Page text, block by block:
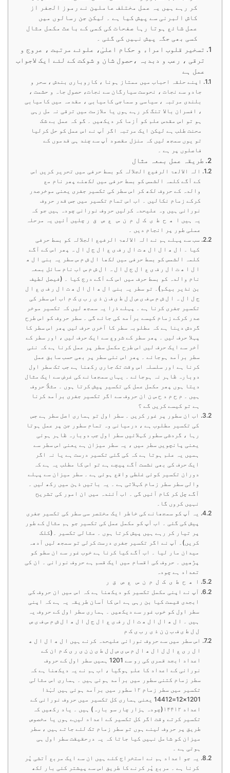
کر رہے ہیں یہ عمل مختلف عاملین نے رموز الجفر از
کاش البرنی سے پیش کیا ہے ۔ لیکن جن رسالوں میں
عمل شائع ہوتا رہا صفحات کی کمی کے باعث مکمل مثال
کسی بھی جگہ پیش نہیں کی گئی ۔
تسخیر قلوب امراء و حکام اعلیٰ، علوئے مرتبت ، عروج و
ترقی ، رعب و دبدبہ ،حصول شان و شوکت کے لئے ایک لاجواب
عمل ہے
اپنے حلقہ احباب میں ممتاز ہونا ، کاروباری بندش ، سحر و
جادو سے نجات ، نحوست سیارگان سے نجات، حصول جاہ و حشمت ،
بلندی مرتبہ ، سیاسی و سماجی کامیابی ، مقدمہ میں کامیابی
، افسران بالا تنگ کر رہے ہوں یا ملازمت میں ترقی نہ مل رہی
ہو تو اس مقدس علم کو آزما کر دیکھیں ۔ گو کہ عمل بے شک
محنت طلب ہے لیکن ایک مرتبہ اگر آپ نے اس عمل کو حل کرلیا
تو یوں سمجھ لیں کہ منزل مقصود آپ سے چند ہی قدموں کے
فاصلوں پر ہے ۔
طریقہ عمل بمعہ مثال
الہ الالھۃ الرفیع الجلالہ کو بسط حرفی میں تحریر کریں اس
کے آگے کلمہ الشمس کو بسط حرفی میں لکھئے پھر نام مع
والدہ کے حروف لکھ کر اس سطر کی تکسیر جفری یعنی موخرصدر
کرکے زمام نکالیں ۔ اب اس تمام تکسیر میں جس قدر حروف
نورانی ہیں وہ علیحدہ کرلیں حروف نورانی چودہ ہیں جو کہ
یہ ہیں ا ھ ح ط ی ک ل م ن س ع ص ق ر چلیں آئیں یہ مرحلہ
عملی طور پر انجام دیں ۔
سب سے پہلے ہم نے الہ الالھۃ الرفیع الجلالہ کو بسط حرفی
کیا ۔ ا ل ھ ا ل ا ل ھ ت ا ل ر ف ی ع ا ل ج ل ا ل ہ پھر اس کے آگے
کلمہ الشمس کو بسط حرفی میں لکھا ا ل ش م س سطر یہ بنی ا ل ھ
ا ل ا ھ ت ا ل ر ف ی ع ا ل ج ل ا ل ہ ا ل ش م س اب نام سائل بمعہ
نام والدہ کو بسط حرف میں اس کے آگے درج کیا ۔ (فیصل لطیف
بن نذیر بیکم)۔ تو سطر یہ بنی ا ل ھ ا ل ا ل ھ ت ا ل ر ف ی ع ا ل
ج ل ا ل ہ ا ل ش م س ف ی ص ل ل ط ی ف ن ذ ی ر ب ی ک م اب اس سطر کی
تکسیر جفری کرنا ہے ۔ پہلے ذرا یہ سمجھ لیں کہ تکسیر موخر
صدر کرکے زمام کیسے برآمد کی جائے گی ۔ سطر حروف کو اس طرح
گردش دینا ہے کہ مطلوبہ سطر کا آخری حرف لیں پھر اس سطر کا
پہلا حرف لیں ۔ پھر سطر کے شروع سے ایک حرف لیں ، اور سطر کے
آخر سے ایک حرف لیں اس طرح مکمل سطر پر عمل کرنا ہے کہ نئی
سطر برآمد ہوجائے ۔ پھر اس نئی سطر پر بھی حسب سابق عمل
کرنا ہے اور سلسلہ اس وقت تک جاری رکھنا ہے جب تک سطر اول
دوبارہ ظاہر نہ ہوجائے ۔ یہاں سمجھانے کی غرض سے ایک مثال
دیتا ہوں پھر مکمل عمل کی تکسیر پیش کرتا ہوں ۔ مثلاً حروف
ہیں ۔ م ح م د ح س ن ان حروف سے اگر تکسیر جفری برآمد کرنا
ہے تو کیسے کریں گے ؟
اب ان سطور پر غور کریں ۔ سطر اول تو ہماری اصل سطر ہے جس
کی تکسیر مطلوب ہے ، درمیانی وہ تمام سطور جن پر عمل ہوتا
رہا ، گردشی سطور کہلائیں سطر اول جب دوبارہ ظاہر ہوئی
یعنی پانچویں سطر میں ، یہ سطر میزان ہے یعنی اس سطر سے
ہمیں یہ علم ہوتا ہے کہ کی گئی تکسیر درست ہے یا نہ اگر
ایک حرف کی بھی نشست آگے پیچے ہے تو اس کا مطلب یہ ہے کہ
دوران تکسیر کوئی غلطی واقع ہوئی ہے ۔ سطر میزان سے پہلے
والی سطر سطر زمام کہلاتی ہے ۔ یہ باتیں ذہن میں رکھ لیں ۔
آگے چل کر کام آئیں گی ۔ اب آئندہ میں ان امور کی تشریح
نہیں کروں گا۔
یہ آپ کو سمجھانے کی خاطر ایک مختصر سی سطر کی تکسیر جفری
پیش کی گئی ۔ اب آپ کو مکمل عمل کی تکسیر جو ہم مثال کے طور
پر تیار کر رہے ہیں پیش کرتا ہوں ۔ مثالی تکسیر ۔(کلک
کریں)۔ آپ نے اگر تکسیر جفری درست کرلی تو سمجھ لیں آدھہ
میدان مار لیا ۔ اب آگے کیا کرنا ہے خوب غور سے ان سطو کو
پڑھیں ۔ حروف کی اقسام میں ایک قسم ہے حروف نورانی ۔ ان کی
تعداد ہے چودہ
ا ھ ح ط ی ک ل م ن س ع ص ق ر
آپ نے اپنی مکمل تکسیر کو دیکھنا ہے کہ اس میں ان حروف کی
ابجدی قیمت کیا بن رہی ہے اس کا آسان طریقہ یہ ہے کہ اپنی
سطر اول کو خوب غور سے دیکھیں ۔ ہماری سطر اول کے حروف یہ
ہیں ۔ ا ل ھ ا ل ا ل ھ ت ا ل ر ف ی ع ا ل ج ل ا ل ھ ا ل ش م س ف ی ص
ل ل ط ی ف ب ن ن ذ ی ر ب ی ک م
اس سطر میں سے حروف نورانی علیحدہ کرنے ہیں ا ل ھ ا ل ا ل ھ
ا ل ر ی ع ا ل ل ا ل ھ ا ل م س ی ص ل ل ط ی ن ن ی ر ی ک م ان کے
اعداد ابجد قمری کی رو سے 1201 ہمیں سطر اول کے حروف
نورانی کے اعداد کا علم ہوگیا ، اب ہم نے یہ دیکھنا ہے کہ
سطر زمام کتنی سطور میں برآمد ہوئی ہیں ۔ ہماری اس مثالی
تکسیر میں سطر زمام ۱۲ سطور میں برآمد ہوئی ہیں لہٰذا
1201×12=14412 یعنی ہماری کل تکسیر میں حروف نورانی کے
اعداد ۱۴۴۱۲(چودہ ہزار چار سو بارہ) ہیں ۔ یاد رکھیں کہ
تکسیر کرتے وقت اگر کل تکسیر کے اعداد لیںے ہوں یا مخصوص
طریق پر حروف لینے ہوں تو سطر زمام تک لئے جاتے ہیں ، سطر
میزان کو شامل نہیں کیا جاتا کہ یہ درحقیقت سطر اول ہی
ہوتی ہے ۔
یہ جو اعداد ہم نے استخراج کئے ہیں ان سے ایک مربع آتشی پُر
کرنا ہے ۔ مربع پُر کرنے کا طریق اس سے پیشتر کئی بار لکھ